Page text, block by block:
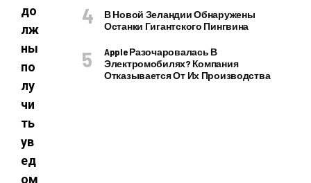
до
лж
ны
по
лу
чи
ть
ув
ед
ом
В Новой Зеландии Обнаружены
Останки Гигантского Пингвина
Apple Разочаровалась В
Электромобилях? Компания
Отказывается От Их Производства